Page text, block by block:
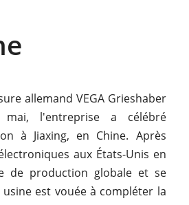
allemand VEGA Grieshaber
mai, l'entreprise a célébré
à Jiaxing, en Chine. Après
aux États-Unis en
de production globale et se
est vouée à compléter la